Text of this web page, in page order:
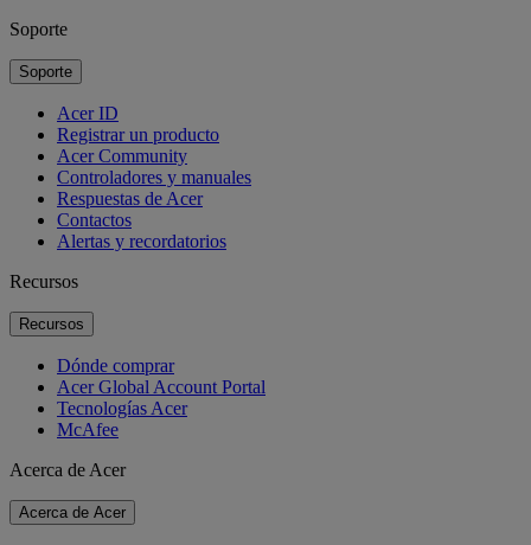
Soporte
Soporte
Acer ID
Registrar un producto
Acer Community
Controladores y manuales
Respuestas de Acer
Contactos
Alertas y recordatorios
Recursos
Recursos
Dónde comprar
Acer Global Account Portal
Tecnologías Acer
McAfee
Acerca de Acer
Acerca de Acer